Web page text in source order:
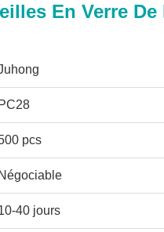
En Verre De
PC28
pcs
Négociable
40 jours